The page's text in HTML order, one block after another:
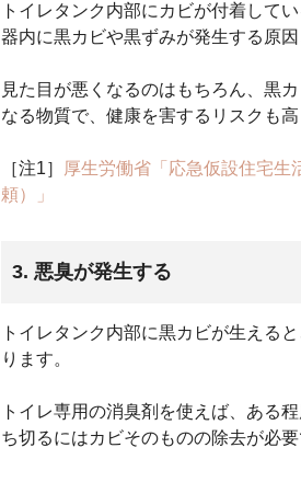
トイレタンク内部にカビが付着して
器内に黒カビや黒ずみが発生する原因
見た目が悪くなるのはもちろん、黒
なる物質で、健康を害するリスクも
［注1］
厚生労働省「応急仮設住宅生
頼）」
3. 悪臭が発生する
トイレタンク内部に黒カビが生える
ります。
トイレ専用の消臭剤を使えば、ある
ち切るにはカビそのものの除去が必要